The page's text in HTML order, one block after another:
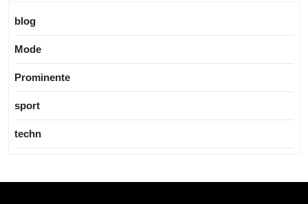
blog
Mode
Prominente
sport
techn